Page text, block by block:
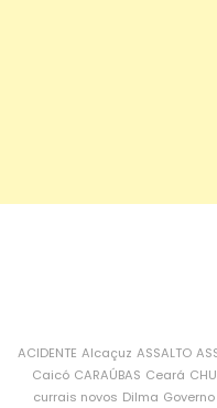
ACIDENTE Alcaçuz ASSALTO
Caicó CARAÚBAS Ceará
currais novos Dilma Governo